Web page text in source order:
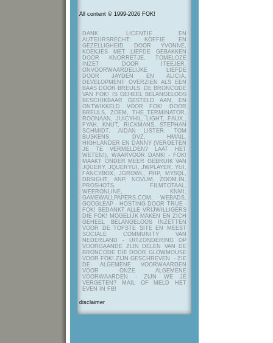
All content © 1999-2026 FOK!
DANK, LICENTIE EN
AUTEURSRECHT: KOFFIE EN
GEZELLIGHEID DOOR YVONNE,
KOEKJES MET LIEFDE GEBAKKEN
DOOR KNORRETJE, TOMELOZE
INZET DOOR ITEEJER,
ONVOORWAARDELIJKE LIEFDE
DOOR JAYDEN EN ALICIA,
DEVELOPMENT OVERZIEN ALS EEN
BAAS DOOR BREULS. DE BRONCODE
VAN FOK! IS GEHEEL BELANGELOOS
BESCHIKBAAR GESTELD AAN, EN
ONTWIKKELD VOOR FOK! DOOR
BREULS, ZOEM, THE_TERMINATOR,
ROONAAN, JUICYHIL, LIGHT, FAUX.,
FYAH, KNUT, RICKMANS, STEPHAN
SCHMIDT, AIDAN LISTER, TOM
BUSKENS, DVZ, HMAIL,
HIGHLANDER EN DANNY (VERGETEN
JE TE VERMELDEN? LAAT HET
WETEN!), WAARVOOR DANK! - FOK!
MAAKT ONDER MEER GEBRUIK VAN
JQUERY, JQUERYUI, JWPLAYER, YUI,
FANCYBOX, JGROWL, PHP, MYSQL,
DBSIGHT, ANP, NOVUM, ZOOM.IN,
PROSHOTS, FILMTOTAAL,
WEERONLINE, KNMI,
GAMEWALLPAPERS.COM, WEBADS,
GOOGLEAP - HOSTING DOOR TRUE -
FOK! BEDANKT ALLE VRIJWILLIGERS
DIE FOK! MOGELIJK MAKEN EN ZICH
GEHEEL BELANGELOOS INZETTEN
VOOR DE TOFSTE SITE EN MEEST
SOCIALE COMMUNITY VAN
NEDERLAND - UITZONDERING OP
VOORGAANDE ZIJN DELEN VAN DE
BRONCODE DIE DOOR GLOWMOUSE
VOOR FOK! ZIJN GESCHREVEN. - ZIE
DE ALGEMENE VOORWAARDEN
VOOR ONZE ALGEMENE
VOORWAARDEN - ZIJN WE JE
VERGETEN? MAIL OF MELD HET
EVEN IN FB!
disclaimer